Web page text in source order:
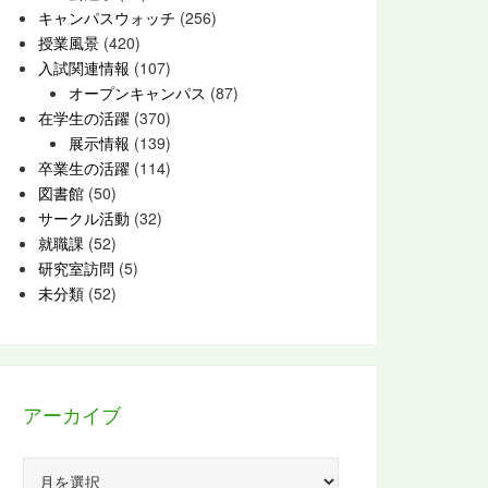
キャンパスウォッチ (256)
授業風景 (420)
入試関連情報 (107)
オープンキャンパス (87)
在学生の活躍 (370)
展示情報 (139)
卒業生の活躍 (114)
図書館 (50)
サークル活動 (32)
就職課 (52)
研究室訪問 (5)
未分類 (52)
アーカイブ